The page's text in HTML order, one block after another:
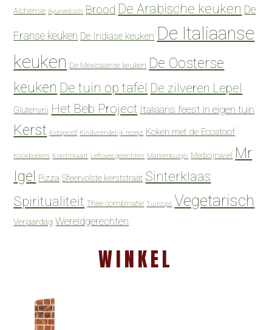
Alchemie Ayurvedisch Brood De Arabische keuken De
Franse keuken De Indiase keuken De Italiaanse
keuken De Mexicaanse keuken De Oosterse
keuken De tuin op tafel De zilveren Lepel
Glutenvrij Het Beb Project Italiaans feest in eigen tuin
Kerst Kidsproof Kindvriendelijk recept Koken met de Ecostoof
Kookboeken Krachtkaart Leftover gerechten Mattemburgh Medicijnwiel Mr
Igel
Pizza Sfeervolste kerststraat Sinterklaas
Spiritualiteit Thee combinatie Tuintips Vegetarisch
Verjaardag Wereldgerechten
WINKEL